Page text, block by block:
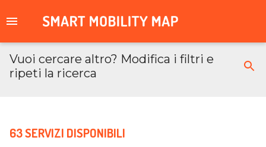
Vuoi cercare altro? Modifica i filtri e
ripeti la ricerca
63 SERVIZI DISPONIBILI